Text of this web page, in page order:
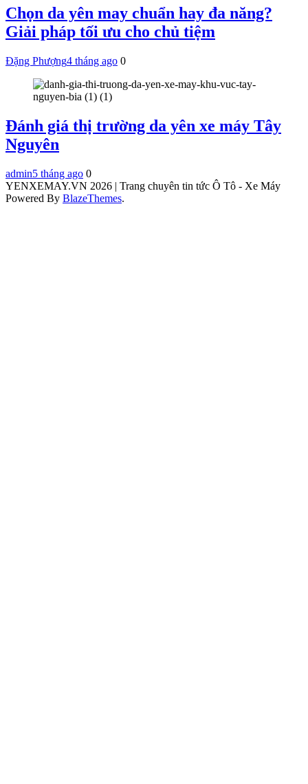
Chọn da yên may chuẩn hay đa năng?
Giải pháp tối ưu cho chủ tiệm
Đặng Phượng4 tháng ago 0
Đánh giá thị trường da yên xe máy Tây
Nguyên
admin5 tháng ago 0
YENXEMAY.VN 2026 | Trang chuyên tin tức Ô Tô - Xe Máy
Powered By BlazeThemes.